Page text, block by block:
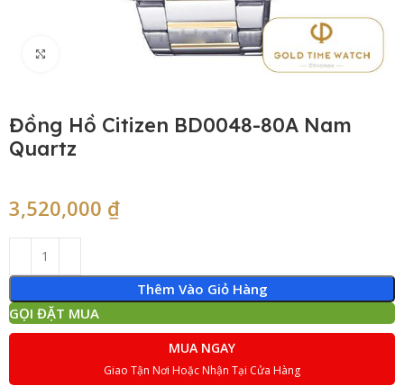
Đồng Hồ Citizen BD0048-80A Nam
Quartz
3,520,000 ₫
Thêm Vào Giỏ Hàng
GỌI ĐẶT MUA
MUA NGAY
Giao Tận Nơi Hoặc Nhận Tại Cửa Hàng